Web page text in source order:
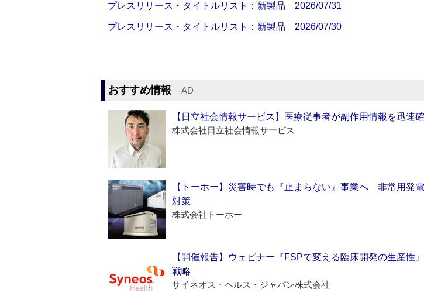
プレスリリース・タイトルリスト：新製品 2026/07/31
プレスリリース・タイトルリスト：新製品 2026/07/30
おすすめ情報 ‐AD‐
【日立社会情報サービス】医療従事者が副作用情報を迅速
株式会社日立社会情報サービス
【トーホー】災害時でも『止まらない』事業へ 非常用発
対策
株式会社トーホー
【開催報告】ウェビナー『FSPで変える臨床開発の生産性
戦略
サイネオス・ヘルス・ジャパン株式会社